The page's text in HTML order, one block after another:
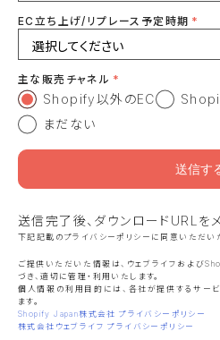
EC立ち上げ/リプレース予定時期
主な販売チャネル
Shopify以外のEC
まだない
送信完了後、ダウンロードURLを
下記記載のプライバシーポリシーに同意いただい
ご提供いただいた情報は、ウェブライフおよび
づき、適切に管理・利用いたします。
個人情報の利用目的には、各社が提供するサー
ます。
Shopify Japan株式会社 プライバシーポリシー
株式会社ウェブライフ プライバシーポリシー